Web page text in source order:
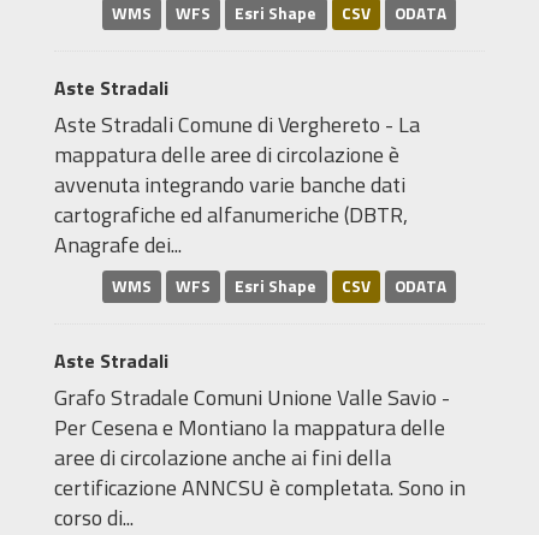
WMS WFS Esri Shape CSV ODATA
Aste Stradali
Aste Stradali Comune di Verghereto - La
mappatura delle aree di circolazione è
avvenuta integrando varie banche dati
cartografiche ed alfanumeriche (DBTR,
Anagrafe dei...
WMS WFS Esri Shape CSV ODATA
Aste Stradali
Grafo Stradale Comuni Unione Valle Savio -
Per Cesena e Montiano la mappatura delle
aree di circolazione anche ai fini della
certificazione ANNCSU è completata. Sono in
corso di...